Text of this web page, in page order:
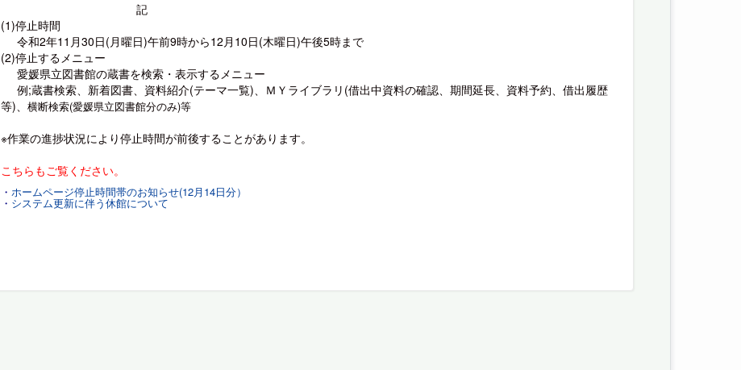
記
(1)停止時間
令和2年11月30日(月曜日)午前9時から12月10日(木曜日)午後5時まで
(2)停止するメニュー
愛媛県立図書館の蔵書を検索・表示するメニュー
例;蔵書検索、新着図書、資料紹介(テーマ一覧)、ＭＹライブラリ(借出中資料の確認、期間延長、資料予約、借出履歴
等)、 横断検索(愛媛県立図書館分のみ)等
※作業の進捗状況により停止時間が前後することがあります。
こちらもご覧ください。
・ ホームページ停止時間帯のお知らせ(12月14日分）
・ システム更新に伴う休館について